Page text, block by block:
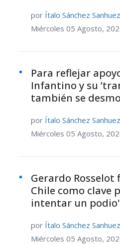
por Ítalo Sánchez
Miércoles 05 Agosto,
Para reflejar
Infantino y su
también se
por Ítalo Sánchez
Miércoles 05 Agosto,
Gerardo Rosselot
Chile como clave
intentar un
por Ítalo Sánchez
Miércoles 05 Agosto,